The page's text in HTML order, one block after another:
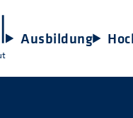
Ausbildung